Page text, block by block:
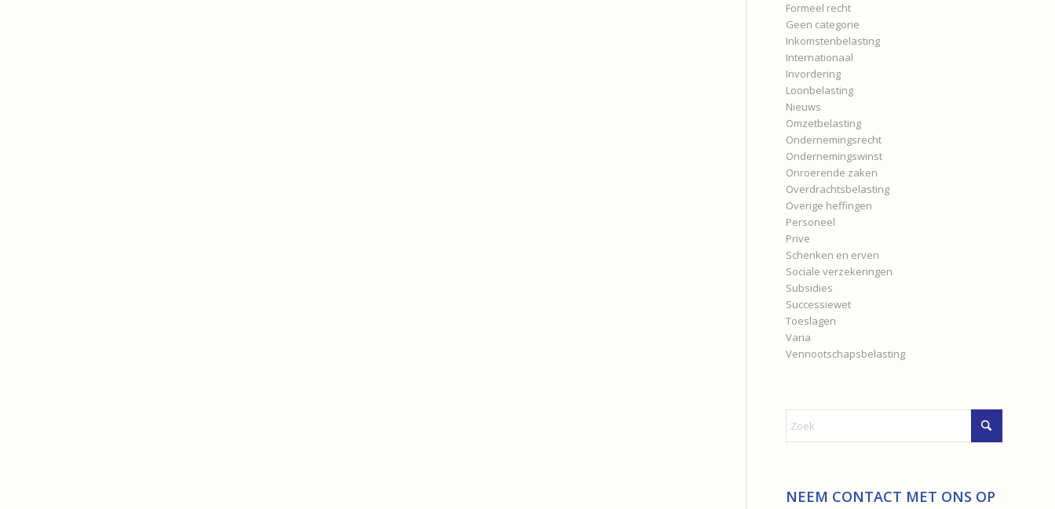
Formeel recht
Geen categorie
Inkomstenbelasting
Internationaal
Invordering
Loonbelasting
Nieuws
Omzetbelasting
Ondernemingsrecht
Ondernemingswinst
Onroerende zaken
Overdrachtsbelasting
Overige heffingen
Personeel
Prive
Schenken en erven
Sociale verzekeringen
Subsidies
Successiewet
Toeslagen
Varia
Vennootschapsbelasting
NEEM CONTACT MET ONS OP